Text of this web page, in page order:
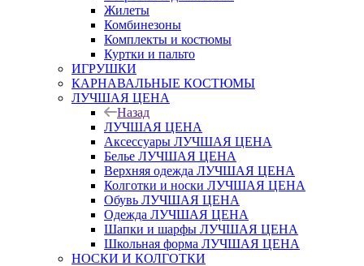
Жилеты
Комбинезоны
Комплекты и костюмы
Куртки и пальто
ИГРУШКИ
КАРНАВАЛЬНЫЕ КОСТЮМЫ
ЛУЧШАЯ ЦЕНА
Назад
ЛУЧШАЯ ЦЕНА
Аксессуары ЛУЧШАЯ ЦЕНА
Белье ЛУЧШАЯ ЦЕНА
Верхняя одежда ЛУЧШАЯ ЦЕНА
Колготки и носки ЛУЧШАЯ ЦЕНА
Обувь ЛУЧШАЯ ЦЕНА
Одежда ЛУЧШАЯ ЦЕНА
Шапки и шарфы ЛУЧШАЯ ЦЕНА
Школьная форма ЛУЧШАЯ ЦЕНА
НОСКИ И КОЛГОТКИ